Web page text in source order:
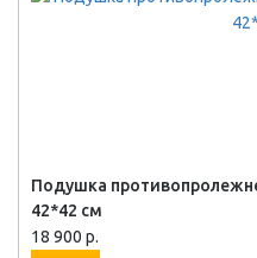
Подушка
42*42 см
18 900 р.